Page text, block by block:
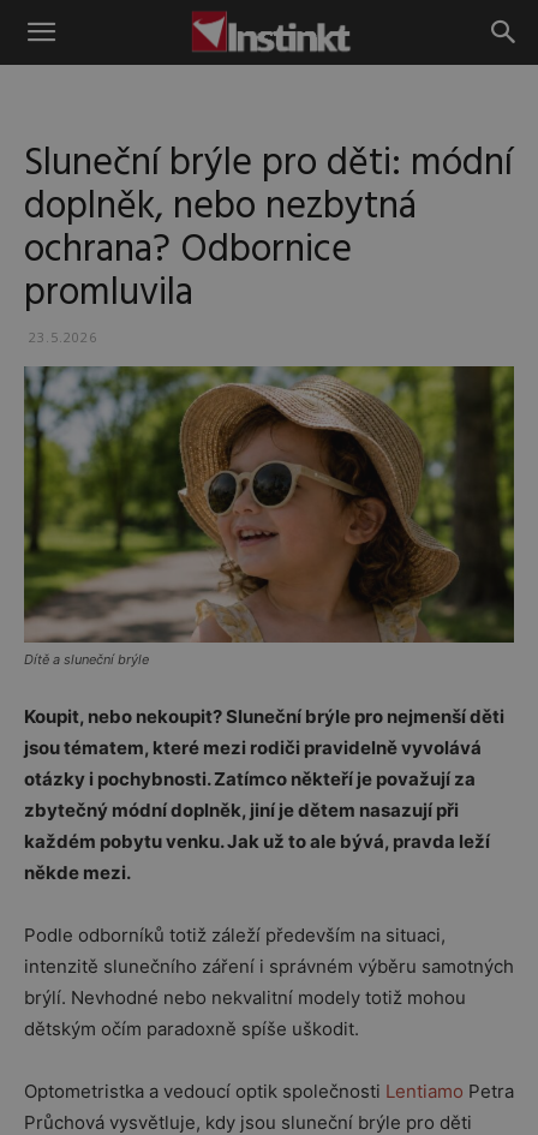
Instinkt
Sluneční brýle pro děti: módní
doplněk, nebo nezbytná
ochrana? Odbornice
promluvila
23.5.2026
Dítě a sluneční brýle
Koupit, nebo nekoupit? Sluneční brýle pro nejmenší děti
jsou tématem, které mezi rodiči pravidelně vyvolává
otázky i pochybnosti. Zatímco někteří je považují za
zbytečný módní doplněk, jiní je dětem nasazují při
každém pobytu venku. Jak už to ale bývá, pravda leží
někde mezi.
Podle odborníků totiž záleží především na situaci,
intenzitě slunečního záření i správném výběru samotných
brýlí. Nevhodné nebo nekvalitní modely totiž mohou
dětským očím paradoxně spíše uškodit.
Optometristka a vedoucí optik společnosti Lentiamo Petra
Průchová vysvětluje, kdy jsou sluneční brýle pro děti